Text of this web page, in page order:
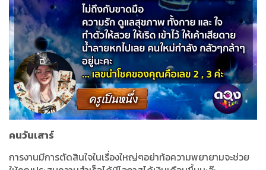
คนวันเสาร์
การงานมีการตัดสินใจในเรื่องใหญ่ๆอย่าท้อความพยายามจะช่วย